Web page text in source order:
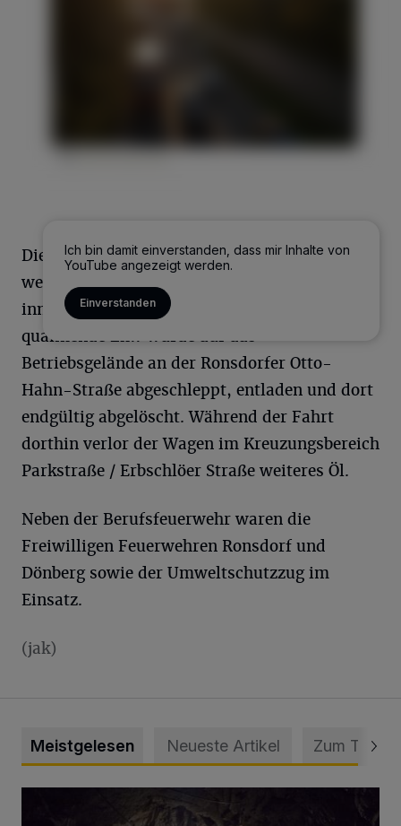
Ich bin damit einverstanden, dass mir Inhalte von
YouTube angezeigt werden.
Einverstanden
Die Polizei empfahl dringend, den Bereich
weiträumig zu umfahren. Es hatten sich auch
innerstädtisch Staus gebildet. Der lange
qualmende Lkw wurde auf das
Betriebsgelände an der Ronsdorfer Otto-
Hahn-Straße abgeschleppt, entladen und dort
endgültig abgelöscht. Während der Fahrt
dorthin verlor der Wagen im Kreuzungsbereich
Parkstraße / Erbschlöer Straße weiteres Öl.
Neben der Berufsfeuerwehr waren die
Freiwilligen Feuerwehren Ronsdorf und
Dönberg sowie der Umweltschutzzug im
Einsatz.
(jak)
Meistgelesen Neueste Artikel Zum Thema